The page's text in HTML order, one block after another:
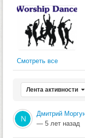
Смотреть все
Лента активности
Дмитрий
— 5 лет назад